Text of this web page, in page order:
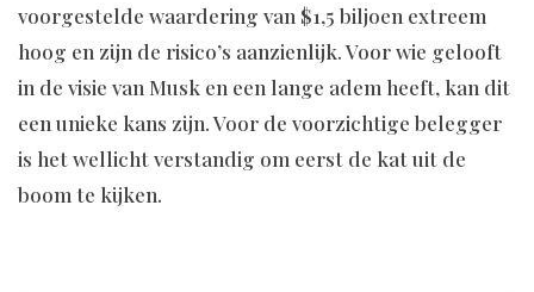
voorgestelde waardering van $1,5 biljoen extreem
hoog en zijn de risico’s aanzienlijk. Voor wie gelooft
in de visie van Musk en een lange adem heeft, kan dit
een unieke kans zijn. Voor de voorzichtige belegger
is het wellicht verstandig om eerst de kat uit de
boom te kijken.